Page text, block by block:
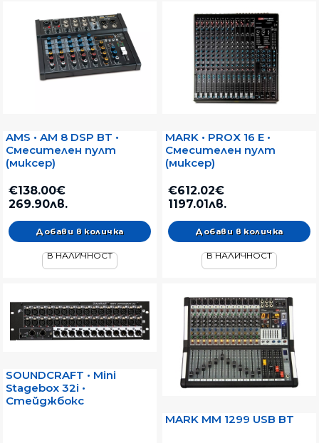
AMS • AM 8 DSP BT •
Смесителен пулт
(миксер)
€138.00€
269.90лв.
В НАЛИЧНОСТ
MARK • PROX 16 E •
Смесителен пулт
(миксер)
€612.02€
1197.01лв.
В НАЛИЧНОСТ
SOUNDCRAFT • Mini
Stagebox 32i •
Стейджбокс
MARK MM 1299 USB BT